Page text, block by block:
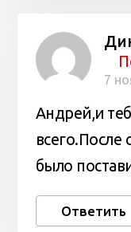
7
Андрей,и
всего.После
было
Ответить